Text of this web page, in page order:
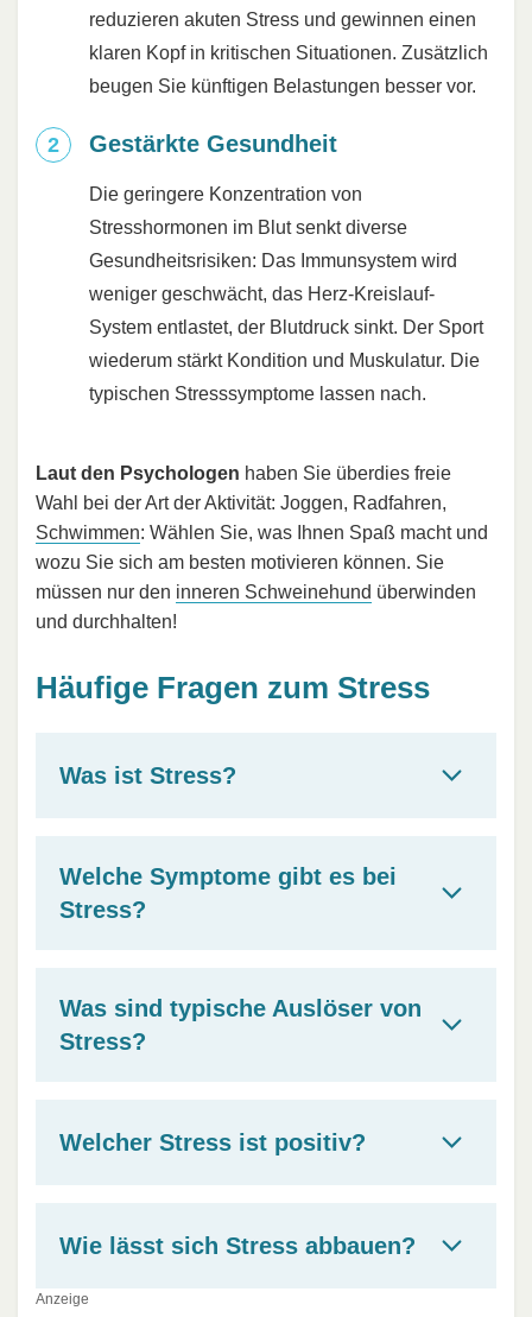
reduzieren akuten Stress und gewinnen einen
klaren Kopf in kritischen Situationen. Zusätzlich
beugen Sie künftigen Belastungen besser vor.
Gestärkte Gesundheit
Die geringere Konzentration von
Stresshormonen im Blut senkt diverse
Gesundheitsrisiken: Das Immunsystem wird
weniger geschwächt, das Herz-Kreislauf-
System entlastet, der Blutdruck sinkt. Der Sport
wiederum stärkt Kondition und Muskulatur. Die
typischen Stresssymptome lassen nach.
Laut den Psychologen haben Sie überdies freie
Wahl bei der Art der Aktivität: Joggen, Radfahren,
Schwimmen: Wählen Sie, was Ihnen Spaß macht und
wozu Sie sich am besten motivieren können. Sie
müssen nur den inneren Schweinehund überwinden
und durchhalten!
Häufige Fragen zum Stress
Was ist Stress?
Welche Symptome gibt es bei
Stress?
Was sind typische Auslöser von
Stress?
Welcher Stress ist positiv?
Wie lässt sich Stress abbauen?
Anzeige